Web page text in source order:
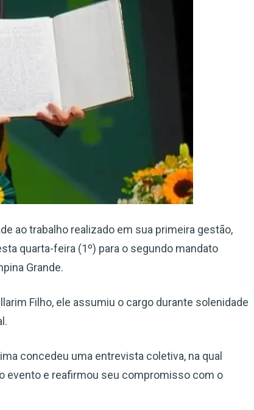
ao trabalho realizado em sua primeira gestão,
quarta-feira (1º) para o segundo mandato
Grande.
Filho, ele assumiu o cargo durante solenidade
concedeu uma entrevista coletiva, na qual
evento e reafirmou seu compromisso com o